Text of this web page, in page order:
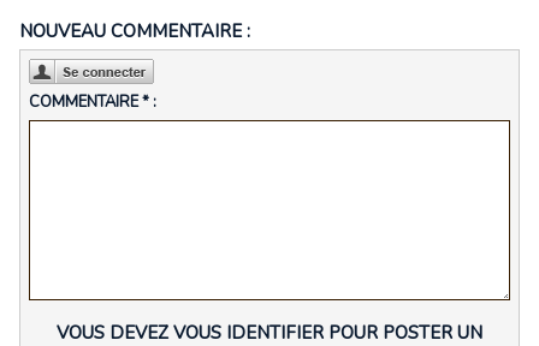
NOUVEAU COMMENTAIRE :
COMMENTAIRE * :
VOUS DEVEZ VOUS IDENTIFIER POUR POSTER UN